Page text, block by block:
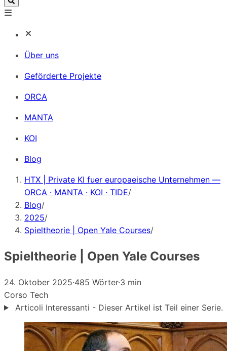
Über uns
Geförderte Projekte
ORCA
MANTA
KOI
Blog
HTX | Private KI fuer europaeische Unternehmen —
ORCA · MANTA · KOI · TIDE/
Blog/
2025/
Spieltheorie | Open Yale Courses/
Spieltheorie | Open Yale Courses
24. Oktober 2025·485 Wörter·3 min
Corso Tech
Articoli Interessanti - Dieser Artikel ist Teil einer Serie.